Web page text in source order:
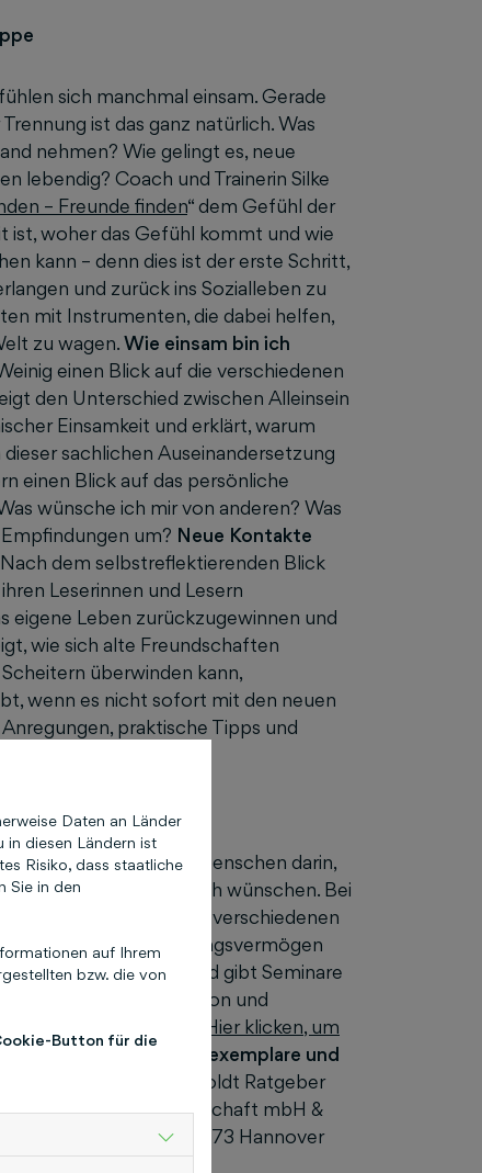
sich manchmal einsam. Gerade
ist das ganz natürlich. Was
nehmen? Wie gelingt es, neue
lebendig? Coach und Trainerin Silke
– Freunde finden“ dem Gefühl der
ist, woher das Gefühl kommt und wie
kann – denn dies ist der erste Schritt,
und zurück ins Sozialleben zu
mit Instrumenten, die dabei helfen,
zu wagen.Wie einsam bin ich
einen Blick auf die verschiedenen
den Unterschied zwischen Alleinsein
Einsamkeit und erklärt, warum
sachlichen Auseinandersetzung
einen Blick auf das persönliche
wünsche ich mir von anderen? Was
um? Neue Kontakte
Nach dem selbstreflektierenden Blick
Leserinnen und Lesern
eigene Leben zurückzugewinnen und
wie sich alte Freundschaften
überwinden kann,
wenn es nicht sofort mit den neuen
praktische Tipps und
Arbeit befähigt sie Menschen darin,
zu führen, das sie sich wünschen. Bei
Erfahrungen in verschiedenen
ausgeprägtes Einfühlungsvermögen
durch und gibt Seminare
Kommunikation und
Hier klicken, um
für Rezensionsexemplare und
humboldt Ratgeber
Verlagsgesellschaft mbH &
Böckler-Allee 7, 30173 Hannover
Daten an Länder
in diesen Ländern ist
Risiko, dass staatliche
Sie in den
auf Ihrem
bzw. die von
Button für die